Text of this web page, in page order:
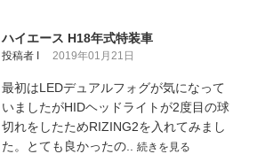
ハイエース H18年式特装車
投稿者 I 2019年01月21日
最初はLEDデュアルフォグが気になって
いましたがHIDヘッドライトが2度目の球
切れをしたためRIZING2を入れてみまし
た。とても良かったの.. 続きを見る